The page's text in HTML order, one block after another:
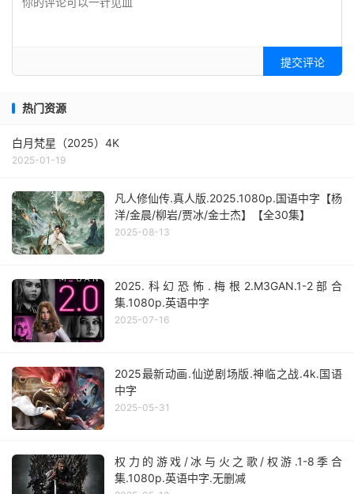
提交评论
热门资源
白月梵星（2025）4K
2025-01-19
凡人修仙传.真人版.2025.1080p.国语中字【杨
洋/金晨/柳岩/贾冰/金士杰】【全30集】
2025-08-13
2025.科幻恐怖.梅根2.M3GAN.1-2部合
集.1080p.英语中字
2025-07-16
2025最新动画.仙逆剧场版.神临之战.4k.国语
中字
2025-05-31
权力的游戏/冰与火之歌/权游.1-8季合
集.1080p.英语中字.无删减